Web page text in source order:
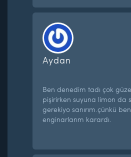
Aydan
Ben denedim tadı çok
pişirirken suyuna limon da
gerekiyo sanırım.çünkü
enginarlarım karardı.